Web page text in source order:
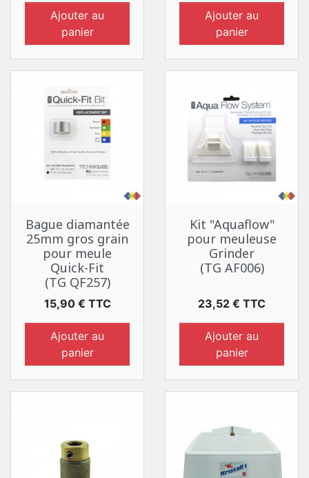
Ajouter au
panier
Ajouter au
panier
Bague diamantée
25mm gros grain
pour meule
Quick-Fit
(TG QF257)
Prix
15,90 € TTC
Ajouter au
panier
Kit "Aquaflow"
pour meuleuse
Grinder
(TG AF006)
Prix
23,52 € TTC
Ajouter au
panier